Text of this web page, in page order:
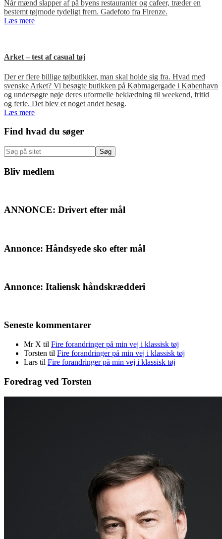
Når mænd slapper af på byens restauranter og cafeer, træder en
bestemt tøjmode tydeligt frem. Gadefoto fra Firenze.
Læs mere
Arket – test af casual tøj
Der er flere billige tøjbutikker, man skal holde sig fra. Hvad med
svenske Arket? Vi besøgte butikken på Købmagergade i København
og undersøgte nøje deres uformelle beklædning til weekend, fritid
og ferie. Det blev et noget andet besøg.
Læs mere
Primær
Sidebar
Find hvad du søger
Søg
på
sitet
Bliv medlem
ANNONCE: Drivert efter mål
Annonce: Håndsyede sko efter mål
Annonce: Italiensk håndskrædderi
Seneste kommentarer
Mr X til Fire forandringer på min vej i klassisk tøj
Torsten til Fire forandringer på min vej i klassisk tøj
Lars til Fire forandringer på min vej i klassisk tøj
Foredrag ved Torsten